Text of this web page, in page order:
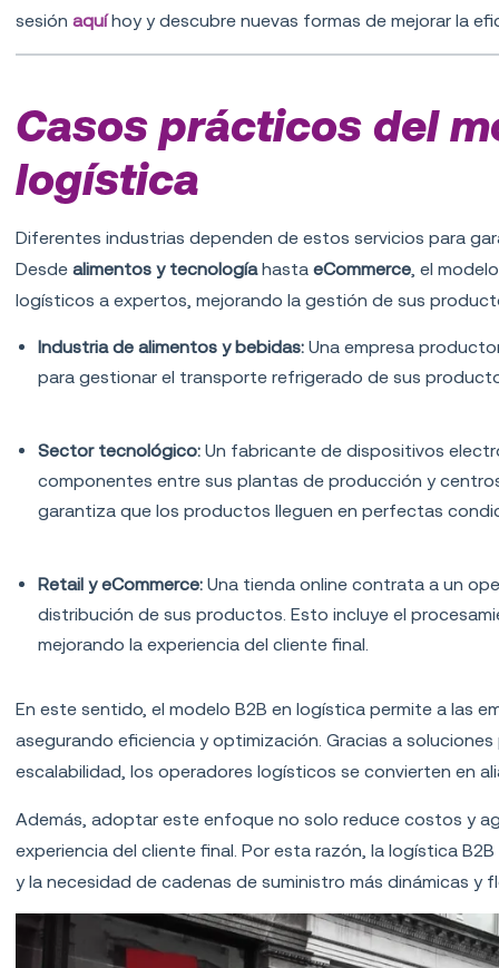
sesiónaquíhoy y descubre nuevas formas de mejorar la
Casos prácticos del
logística
Diferentes industrias dependen de estos servicios para
Desdealimentos y tecnologíahastaeCommerce , el
logísticos a expertos, mejorando la gestión de sus
Industria de alimentos y bebidas: Una empresa
para gestionar el transporte refrigerado de sus
Sector tecnológico: Un fabricante de dispositivos
componentes entre sus plantas de producción y
garantiza que los productos lleguen en perfectas
Retail y eCommerce: Una tienda online contrata a un
distribución de sus productos. Esto incluye el
mejorando la experiencia del cliente final.
En este sentido, el modelo B2B en logística permite a las
asegurando eficiencia y optimización. Gracias a
escalabilidad, los operadores logísticos se convierten en
Además, adoptar este enfoque no solo reduce costos y
experiencia del cliente final. Por esta razón, la logística
y la necesidad de cadenas de suministro más dinámicas y